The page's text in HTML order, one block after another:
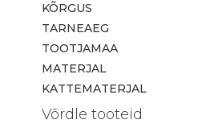
KÕRGUS
TARNEAEG
TOOTJAMAA
MATERJAL
KATTEMATERJAL
Võrdle tooteid